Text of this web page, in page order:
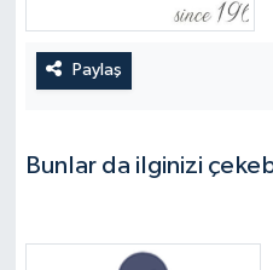
Paylaş
Bunlar da ilginizi